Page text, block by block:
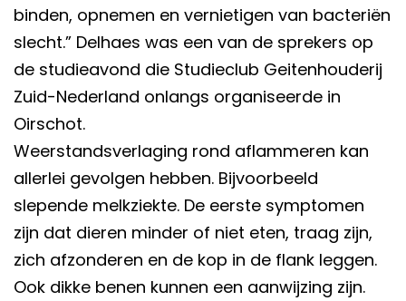
binden, opnemen en vernietigen van bacteriën
slecht.” Delhaes was een van de sprekers op
de studieavond die Studieclub Geitenhouderij
Zuid-Nederland onlangs organiseerde in
Oirschot.
Weerstandsverlaging rond aflammeren kan
allerlei gevolgen hebben. Bijvoorbeeld
slepende melkziekte. De eerste symptomen
zijn dat dieren minder of niet eten, traag zijn,
zich afzonderen en de kop in de flank leggen.
Ook dikke benen kunnen een aanwijzing zijn.